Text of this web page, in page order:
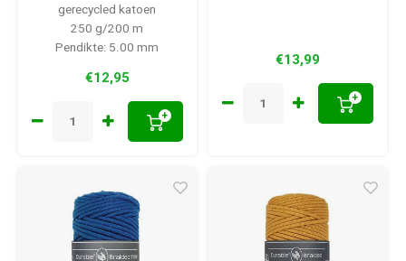
gerecycled katoen
250 g/200 m
Pendikte: 5.00 mm
€12,95
+
€13,99
+